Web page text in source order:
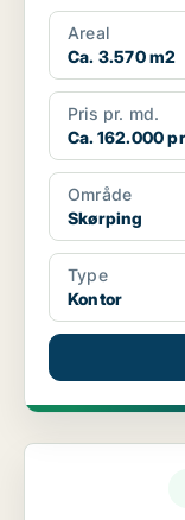
Areal
Ca. 3.570 m2
Pris pr. md.
Ca. 162.000
Område
Skørping
Type
Kontor